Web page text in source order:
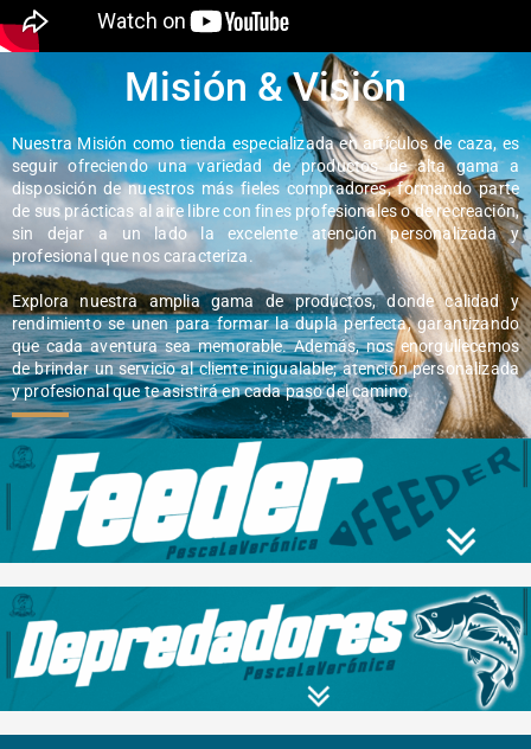
Misión & Visión
Nuestra Misión como tienda especializada en artículos de caza, es
seguir ofreciendo una variedad de productos de alta gama a
disposición de nuestros más fieles compradores, formando parte
de sus prácticas al aire libre con fines profesionales o de recreación,
sin dejar a un lado la excelente atención personalizada y
profesional que nos caracteriza.
Explora nuestra amplia gama de productos, donde calidad y
rendimiento se unen para formar la dupla perfecta, garantizando
que cada aventura sea memorable. Además, nos enorgullecemos
de brindar un servicio al cliente inigualable; atención personalizada
y profesional que te asistirá en cada paso del camino.